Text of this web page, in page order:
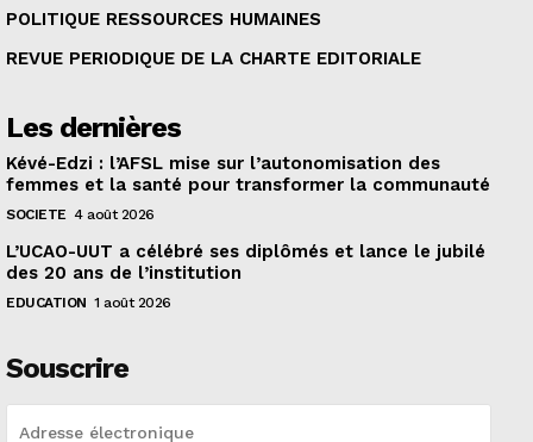
POLITIQUE RESSOURCES HUMAINES
REVUE PERIODIQUE DE LA CHARTE EDITORIALE
Les dernières
Kévé-Edzi : l’AFSL mise sur l’autonomisation des
femmes et la santé pour transformer la communauté
SOCIETE 4 août 2026
L’UCAO-UUT a célébré ses diplômés et lance le jubilé
des 20 ans de l’institution
EDUCATION 1 août 2026
Souscrire